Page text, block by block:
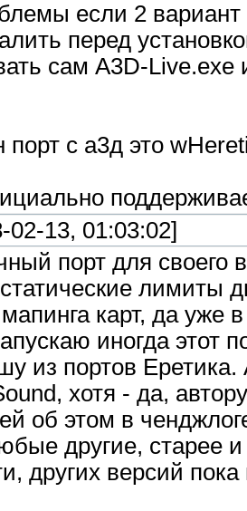
если 2
перед
сам A3D-
порт с а3д это
02-13, 01:03:02]
порт для своего
лимиты
карт, да уже
иногда этот
из портов Еретика.
хотя - да,
об этом в
другие, старее
других версий